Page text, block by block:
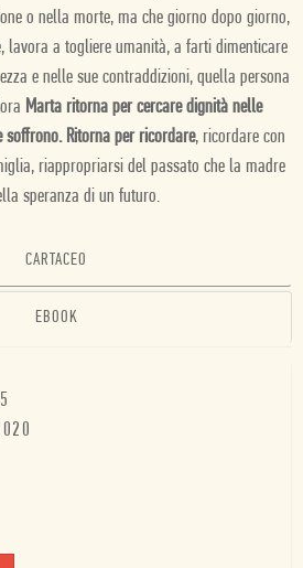
o nella morte, ma che giorno dopo giorno,
lavora a togliere umanità, a farti dimenticare
e nelle sue contraddizioni, quella persona
Marta ritorna per cercare dignità nelle
soffrono. Ritorna per ricordare, ricordare con
riappropriarsi del passato che la madre
speranza di un futuro.
CARTACEO
EBOOK